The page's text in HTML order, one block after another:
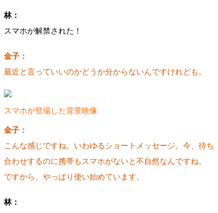
林：
スマホが解禁された！
金子：
最近と言っていいのかどうか分からないんですけれども。
スマホが登場した背景映像
金子：
こんな感じですね。いわゆるショートメッセージ。 今、待ち
合わせするのに携帯もスマホがないと不自然なんですね。
ですから、やっぱり使い始めています。
林：